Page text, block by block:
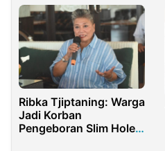
Ribka Tjiptaning: Warga
Jadi Korban
Pengeboran Slim Hole